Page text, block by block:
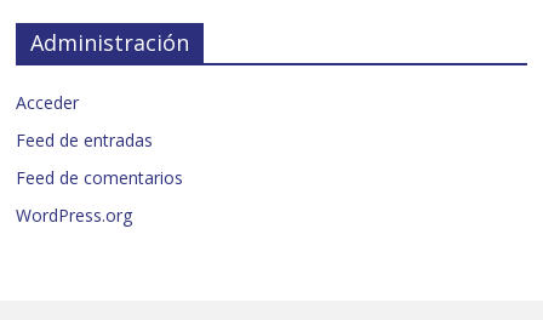
Administración
Acceder
Feed de entradas
Feed de comentarios
WordPress.org